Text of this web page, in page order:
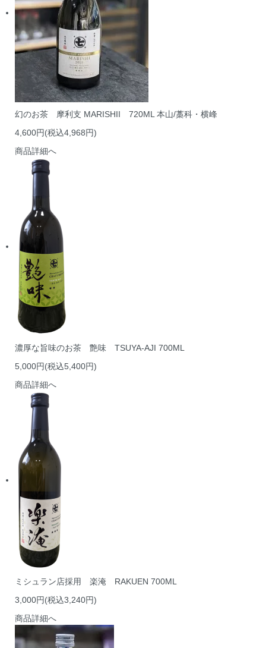
幻のお茶 摩利支 MARISHII 720ML 本山/藁科・横峰
4,600円(税込4,968円)
商品詳細へ
濃厚な旨味のお茶 艶味 TSUYA-AJI 700ML
5,000円(税込5,400円)
商品詳細へ
ミシュラン店採用 楽淹 RAKUEN 700ML
3,000円(税込3,240円)
商品詳細へ